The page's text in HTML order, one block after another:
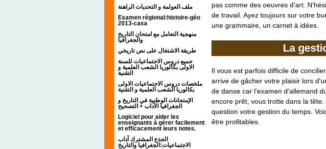
ملف العولمة و التحديات الراهنة
Examen régional:histoire-géo
2013-casa
منهجية التعامل مع امتحان التاريخ
والجغرافيا
طريقة الاشتغال على نص تاريخي
جميع دروس الاجتماعيات للسنة
الاولى بكالوريا الشعب العلمية و
التقنية
ملخصات دروس الاجتماعيات الاولى
بكالوريا الشعب العلمية و التقنية
الإمتحانات الوطنية في التاريخ و
الجغرافيا الآداب + التصحيح
Logiciel pour aider les
enseignants à gérer facilement
et efficacement leurs notes.
الجذع المشترك آداب
الاجتماعيات:الجغرافيا والتاريخ
pas comme des oeuvres d'art.
de travail. Ayez toujours sur votre
une grammaire, un carnet à idées.
La
Il vous est parfois difficile de
arrive de gâcher votre plaisir lors
de danse car l'examen d'allemand
encore prêt, vous trotte dans la
question votre gestion du temps.
être profitables.